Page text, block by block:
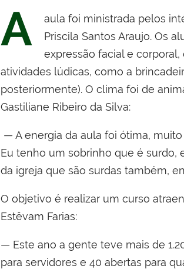
A
aula foi ministrada pelos
Priscila Santos Araujo. Os
expressão facial e
atividades lúdicas, como a
posteriormente). O clima foi de
Gastiliane Ribeiro da Silva:
— A energia da aula foi ótima,
Eu tenho um sobrinho que é surdo,
da igreja que são surdas também,
O objetivo é realizar um curso
Estêvam Farias:
— Este ano a gente teve mais de
para servidores e 40 abertas para